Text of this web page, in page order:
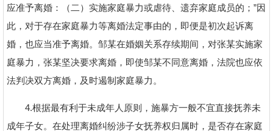
应准予离婚：（二）实施家庭暴力或虐待、遗弃家庭成员的；”因
此，对于存在家庭暴力等离婚法定事由的，即便是初次起诉离
婚，也应当准予离婚。邹某在婚姻关系存续期间，对张某实施家
庭暴力，张某坚决要求离婚，即使邹某不同意离婚，法院也应依
法判决双方离婚，及时遏制家庭暴力。
4.根据最有利于未成年人原则，施暴方一般不宜直接抚养未
成年子女。在处理离婚纠纷涉子女抚养权归属时，是否存在家庭